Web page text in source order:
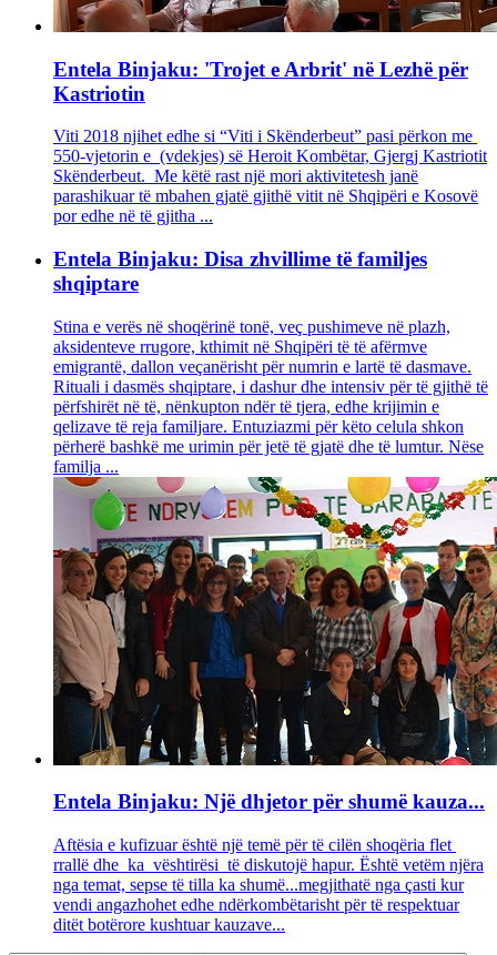
Entela Binjaku: 'Trojet e Arbrit' në Lezhë për
Kastriotin
Viti 2018 njihet edhe si “Viti i Skënderbeut” pasi përkon me
550-vjetorin e (vdekjes) së Heroit Kombëtar, Gjergj Kastriotit
Skënderbeut. Me këtë rast një mori aktivitetesh janë
parashikuar të mbahen gjatë gjithë vitit në Shqipëri e Kosovë
por edhe në të gjitha ...
Entela Binjaku: Disa zhvillime të familjes
shqiptare
Stina e verës në shoqërinë tonë, veç pushimeve në plazh,
aksidenteve rrugore, kthimit në Shqipëri të të afërmve
emigrantë, dallon veçanërisht për numrin e lartë të dasmave.
Rituali i dasmës shqiptare, i dashur dhe intensiv për të gjithë të
përfshirët në të, nënkupton ndër të tjera, edhe krijimin e
qelizave të reja familjare. Entuziazmi për këto celula shkon
përherë bashkë me urimin për jetë të gjatë dhe të lumtur. Nëse
familja ...
Entela Binjaku: Një dhjetor për shumë kauza...
Aftësia e kufizuar është një temë për të cilën shoqëria flet
rrallë dhe ka vështirësi të diskutojë hapur. Është vetëm njëra
nga temat, sepse të tilla ka shumë...megjithatë nga çasti kur
vendi angazhohet edhe ndërkombëtarisht për të respektuar
ditët botërore kushtuar kauzave...